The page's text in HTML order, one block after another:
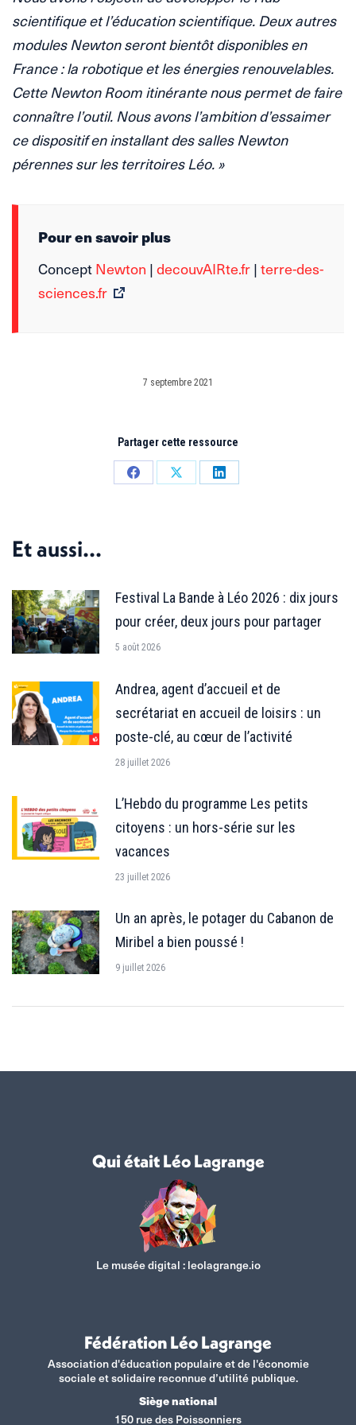
scientifique et l’éducation scientifique. Deux autres
modules Newton seront bientôt disponibles en
France : la robotique et les énergies renouvelables.
Cette Newton Room itinérante nous permet de faire
connaître l’outil. Nous avons l’ambition d’essaimer
ce dispositif en installant des salles Newton
pérennes sur les territoires Léo. »
Pour en savoir plus
ConceptNewton |decouvAIRte.fr|terre-des-
sciences.fr
7 septembre 2021
Partager cette ressource
PartagerPartagerPartager
Et aussi...
Festival La Bande à Léo 2026 : dix jours
pour créer, deux jours pour partager
5 août 2026
Andrea, agent d’accueil et de
secrétariat en accueil de loisirs : un
poste-clé, au cœur de l’activité
28 juillet 2026
L’Hebdo du programme Les petits
citoyens : un hors-série sur les
vacances
23 juillet 2026
Un an après, le potager du Cabanon de
Miribel a bien poussé !
9 juillet 2026
Qui était Léo Lagrange
Le musée digital :leolagrange.io
Fédération Léo Lagrange
Association d'éducation populaire et de l'économie
sociale et solidaire reconnue d’utilité publique.
Siège national
150 rue des Poissonniers